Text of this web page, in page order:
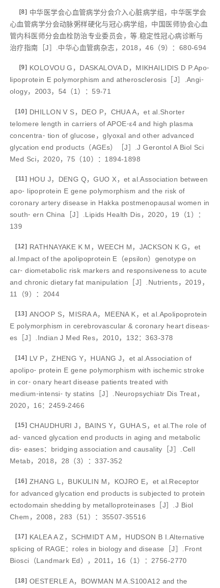
[8] 中华医学会心血管病学分会介入心脏病学组，中华医学会
心血管病学分会动脉粥样硬化与冠心病学组，中国医师协会心血
管内科医师分会血栓防治专业委员会，等.稳定性冠心病诊断与
治疗指南［J］.中华心血管病杂志，2018，46（9）：680-694
[9] KOLOVOU G，DASKALOVA D，MIKHAILIDIS D P.Apo⁃
lipoprotein E polymorphism and atherosclerosis［J］.Angi⁃
ology，2003，54（1）：59-71
[10] DHILLON V S，DEO P，CHUA A，et al.Shorter
telomere length in carriers of APOE⁃ε4 and high plasma
concentra⁃ tion of glucose，glyoxal and other advanced
glycation end products（AGEs）［J］.J Gerontol A Biol Sci
Med Sci，2020，75（10）：1894-1898
[11] HOU J，DENG Q，GUO X，et al.Association between
apo⁃ lipoprotein E gene polymorphism and the risk of
coronary artery disease in Hakka postmenopausal women in
south⁃ ern China［J］.Lipids Health Dis，2020，19（1）：
139
[12] RATHNAYAKE K M，WEECH M，JACKSON K G，et
al.Impact of the apolipoprotein E（epsilon）genotype on
car⁃ diometabolic risk markers and responsiveness to acute
and chronic dietary fat manipulation［J］.Nutrients，2019，
11（9）：2044
[13] ANOOP S，MISRA A，MEENA K，et al.Apolipoprotein
E polymorphism in cerebrovascular & coronary heart diseas⁃
es［J］.Indian J Med Res，2010，132：363-378
[14] LV P，ZHENG Y，HUANG J，et al.Association of
apolipo⁃ protein E gene polymorphism with ischemic stroke
in cor⁃ onary heart disease patients treated with
medium⁃intensi⁃ ty statins［J］.Neuropsychiatr Dis Treat，
2020，16：2459-2466
[15] CHAUDHURI J，BAINS Y，GUHA S，et al.The role of
ad⁃ vanced glycation end products in aging and metabolic
dis⁃ eases：bridging association and causality［J］.Cell
Metab，2018，28（3）：337-352
[16] ZHANG L，BUKULIN M，KOJRO E，et al.Receptor
for advanced glycation end products is subjected to protein
ectodomain shedding by metalloproteinases［J］.J Biol
Chem，2008，283（51）：35507-35516
[17] KALEA A Z，SCHMIDT A M，HUDSON B I.Alternative
splicing of RAGE：roles in biology and disease［J］.Front
Biosci（Landmark Ed），2011，16（1）：2756-2770
[18] OESTERLE A，BOWMAN M A.S100A12 and the